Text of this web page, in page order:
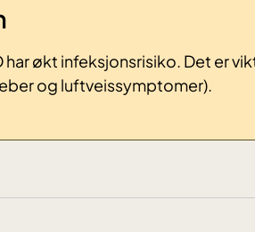
har økt infeksjonsrisiko. Det er
og luftveissymptomer).